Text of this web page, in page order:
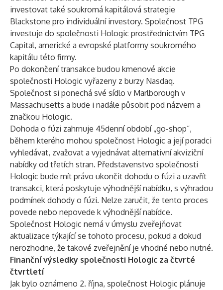
investovat také soukromá kapitálová strategie
Blackstone pro individuální investory. Společnost TPG
investuje do společnosti Hologic prostřednictvím TPG
Capital, americké a evropské platformy soukromého
kapitálu této firmy.
Po dokončení transakce budou kmenové akcie
společnosti Hologic vyřazeny z burzy Nasdaq.
Společnost si ponechá své sídlo v Marlborough v
Massachusetts a bude i nadále působit pod názvem a
značkou Hologic.
Dohoda o fúzi zahrnuje 45denní období „go-shop“,
během kterého mohou společnost Hologic a její poradci
vyhledávat, zvažovat a vyjednávat alternativní akviziční
nabídky od třetích stran. Představenstvo společnosti
Hologic bude mít právo ukončit dohodu o fúzi a uzavřít
transakci, která poskytuje výhodnější nabídku, s výhradou
podmínek dohody o fúzi. Nelze zaručit, že tento proces
povede nebo nepovede k výhodnější nabídce.
Společnost Hologic nemá v úmyslu zveřejňovat
aktualizace týkající se tohoto procesu, pokud a dokud
nerozhodne, že takové zveřejnění je vhodné nebo nutné.
Finanční výsledky společnosti Hologic za čtvrté
čtvrtletí
Jak bylo oznámeno 2. října, společnost Hologic plánuje